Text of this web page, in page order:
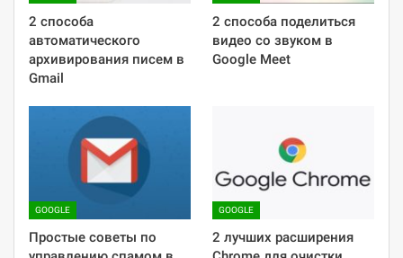
2 способа
автоматического
архивирования писем в
Gmail
2 способа поделиться
видео со звуком в
Google Meet
GOOGLE
Простые советы по
GOOGLE
2 лучших расширения